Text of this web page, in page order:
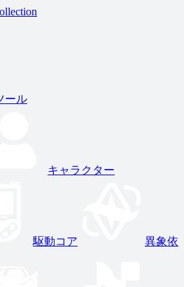
ール
キャラクター
駆動コア 異象依